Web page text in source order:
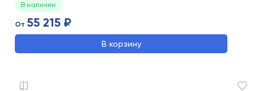
В наличии
От 55 215 ₽
В корзину